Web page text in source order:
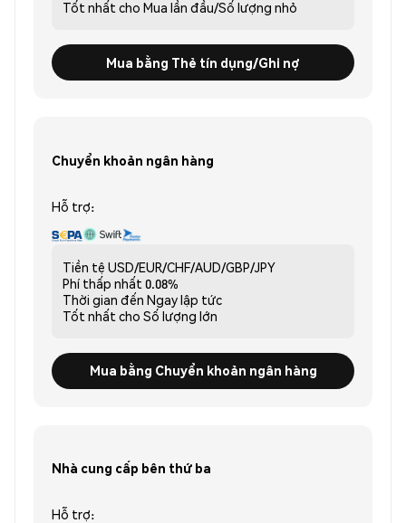
Tốt nhất cho Mua lần đầu/Số lượng nhỏ
Mua bằng Thẻ tín dụng/Ghi nợ
Chuyển khoản ngân hàng
Hỗ trợ:
Tiền tệ USD/EUR/CHF/AUD/GBP/JPY
Phí thấp nhất 0.08%
Thời gian đến Ngay lập tức
Tốt nhất cho Số lượng lớn
Mua bằng Chuyển khoản ngân hàng
Nhà cung cấp bên thứ ba
Hỗ trợ: